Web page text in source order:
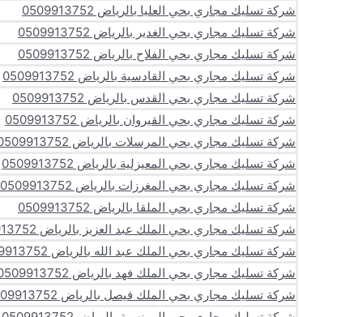
شركة تسليك مجاري بحي العليا بالرياض 0509913752
شركة تسليك مجاري بحي الغدير بالرياض 0509913752
شركة تسليك مجاري بحي الفلاح بالرياض 0509913752
شركة تسليك مجاري بحي القادسية بالرياض 0509913752
شركة تسليك مجاري بحي القدس بالرياض 0509913752
شركة تسليك مجاري بحي القيروان بالرياض 0509913752
شركة تسليك مجاري بحي المرسلات بالرياض 0509913752
شركة تسليك مجاري بحي المعيزلية بالرياض 0509913752
شركة تسليك مجاري بحي المغرزات بالرياض 0509913752
شركة تسليك مجاري بحي الملقا بالرياض 0509913752
شركة تسليك مجاري بحي الملك عبد العزيز بالرياض 0509913752
شركة تسليك مجاري بحي الملك عبد الله بالرياض 0509913752
شركة تسليك مجاري بحي الملك فهد بالرياض 0509913752
شركة تسليك مجاري بحي الملك فيصل بالرياض 0509913752